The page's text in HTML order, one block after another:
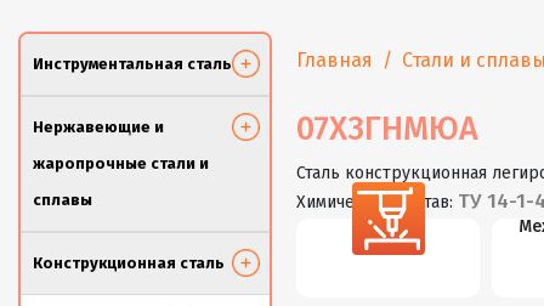
Инструментальная сталь
Нержавеющие и
жаропрочные стали и
сплавы
Конструкционная сталь
Главная Стали и
07Х3ГНМЮА
Сталь конструкционная
Химический состав: ТУ 14-1-
Резка